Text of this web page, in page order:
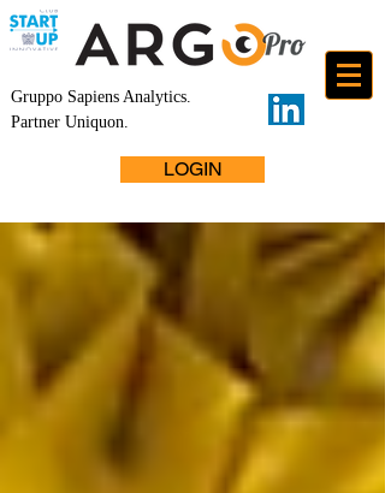
Gruppo Sapiens Analytics.
Partner Uniquon.
LOGIN